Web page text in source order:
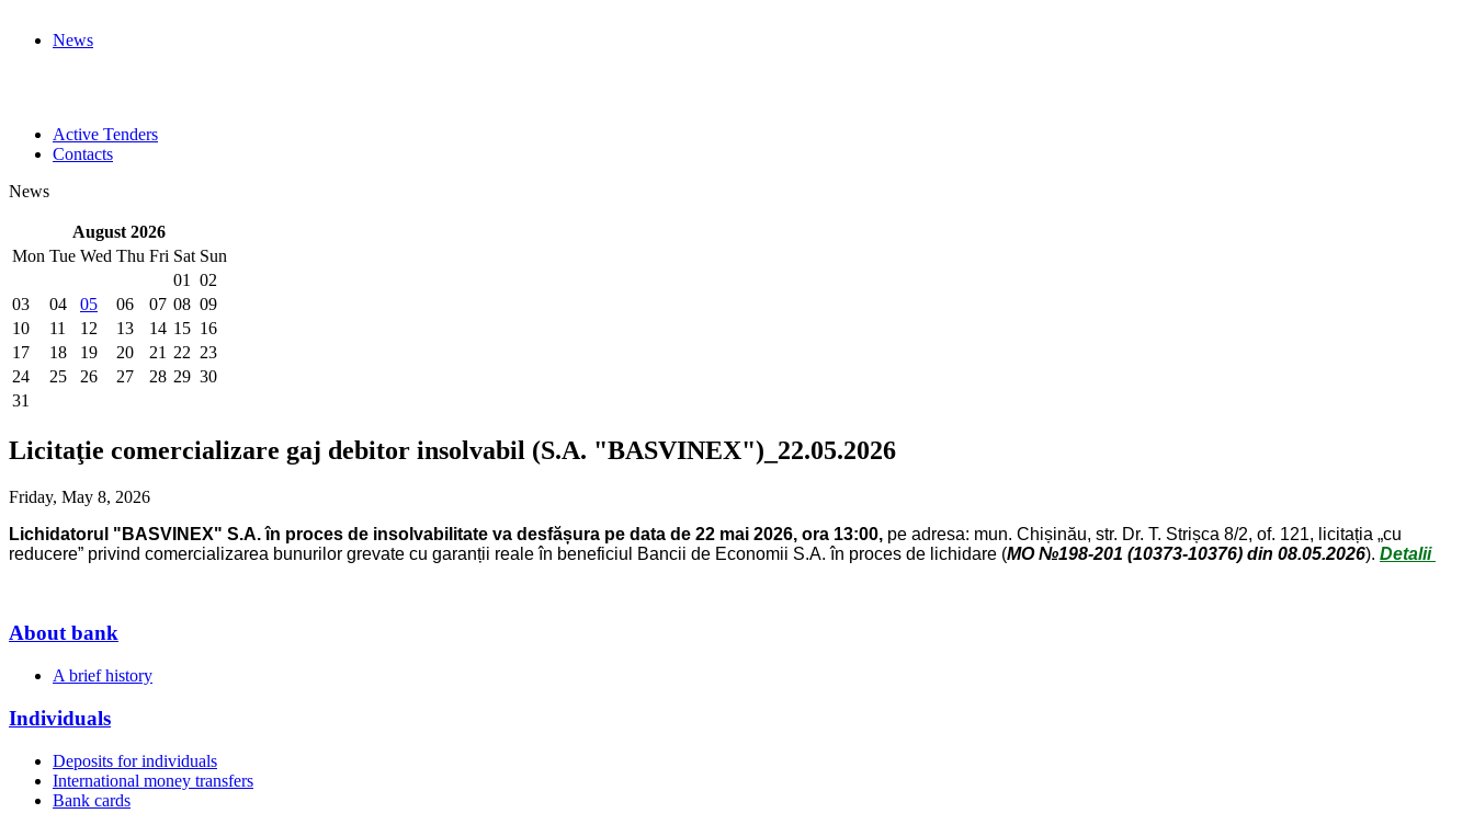
News
Active Tenders
Contacts
News
August 2026
Mon Tue Wed Thu Fri Sat Sun
01
02
03
04 05 06 07 08 09
10
11 12 13 14 15 16
17
18 19 20 21 22 23
24
25 26 27 28 29 30
31
Licitaţie comercializare gaj debitor insolvabil (S.A. "BASVINEX")_22.05.2026
Friday, May 8, 2026
Lichidatorul "BASVINEX" S.A. în proces de insolvabilitate va desfășura pe data de 22 mai 2026, ora 13:00, pe adresa: mun. Chișinău, str. Dr. T. Strișca 8/2, of. 121, licitația „cu
reducere” privind comercializarea bunurilor grevate cu garanții reale în beneficiul Bancii de Economii S.A. în proces de lichidare (MO №198-201 (10373-10376) din 08.05.2026). Detalii
About bank
A brief history
Individuals
Deposits for individuals
International money transfers
Bank cards